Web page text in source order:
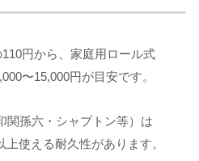
円から、家庭用ロール式
〜15,000円が目安です。
関孫六・シャプトン等）は
使える耐久性があります。